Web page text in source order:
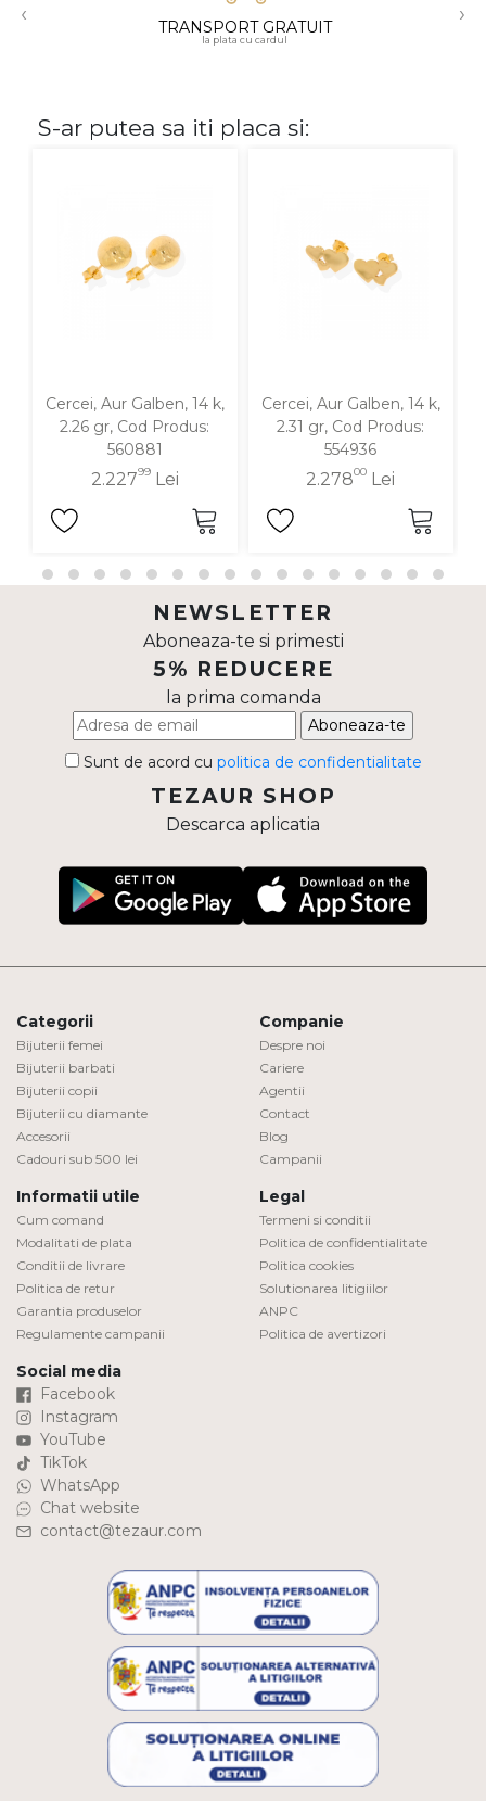
18K
‹ TRANSPORT GRATUIT
la plata cu cardul
›
S-ar putea sa iti placa si:
Cercei, Aur Galben, 14 k,
2.26 gr, Cod Produs:
560881
2.22799Lei
Cercei, Aur Galben, 14 k,
2.31 gr, Cod Produs:
554936
2.27800 Lei
NEWSLETTER
Aboneaza-te si primesti
5% REDUCERE
la prima comanda
Aboneaza-te
Sunt de acord cu politica de confidentialitate
TEZAUR SHOP
Descarca aplicatia
Categorii
Bijuterii femei
Bijuterii barbati
Bijuterii copii
Bijuterii cu diamante
Accesorii
Cadouri sub 500 lei
Companie
Despre noi
Cariere
Agentii
Contact
Blog
Campanii
Informatii utile
Cum comand
Modalitati de plata
Conditii de livrare
Politica de retur
Garantia produselor
Regulamente campanii
Legal
Termeni si conditii
Politica de confidentialitate
Politica cookies
Solutionarea litigiilor
ANPC
Politica de avertizori
Social media
Facebook
Instagram
YouTube
TikTok
WhatsApp
Chat website
contact@tezaur.com